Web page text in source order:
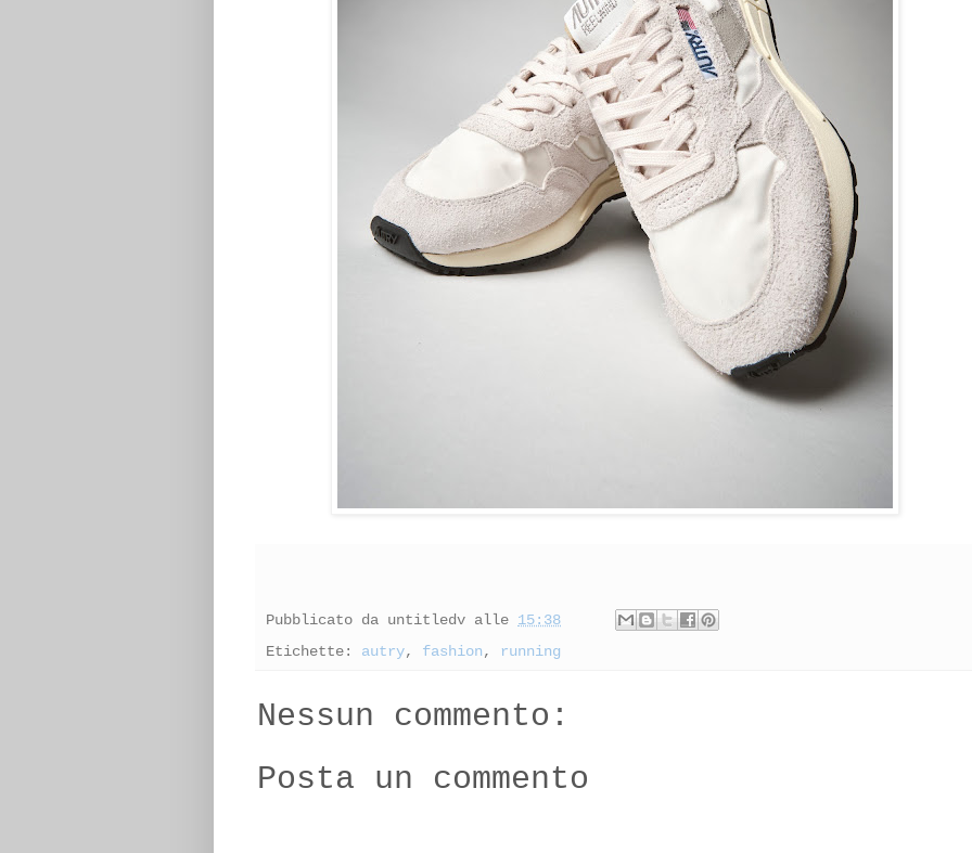
Pubblicato da untitledv alle 15:38
Etichette: autry, fashion, running
Nessun commento:
Posta un commento